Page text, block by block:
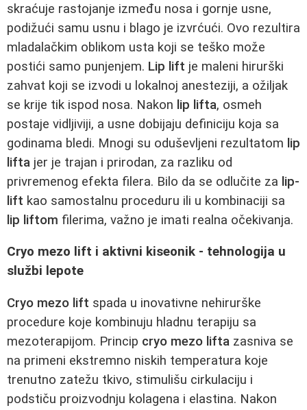
skraćuje rastojanje između nosa i gornje usne,
podižući samu usnu i blago je izvrćući. Ovo rezultira
mladalačkim oblikom usta koji se teško može
postići samo punjenjem. Lip lift je maleni hirurški
zahvat koji se izvodi u lokalnoj anesteziji, a ožiljak
se krije tik ispod nosa. Nakon lip lifta, osmeh
postaje vidljiviji, a usne dobijaju definiciju koja sa
godinama bledi. Mnogi su oduševljeni rezultatom lip
lifta jer je trajan i prirodan, za razliku od
privremenog efekta filera. Bilo da se odlučite za lip-
lift kao samostalnu proceduru ili u kombinaciji sa
lip liftom filerima, važno je imati realna očekivanja.
Cryo mezo lift i aktivni kiseonik - tehnologija u
službi lepote
Cryo mezo lift spada u inovativne nehirurške
procedure koje kombinuju hladnu terapiju sa
mezoterapijom. Princip cryo mezo lifta zasniva se
na primeni ekstremno niskih temperatura koje
trenutno zatežu tkivo, stimulišu cirkulaciju i
podstiču proizvodnju kolagena i elastina. Nakon